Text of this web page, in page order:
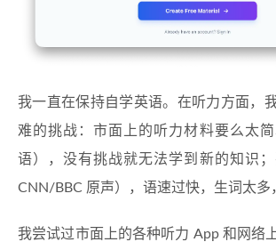
我一直在保持自学英语。在听力方面，
难的挑战：市面上的听力材料要么太
语），没有挑战就无法学到新的知识
CNN/BBC 原声），语速过快，生词太多
我尝试过市面上的各种听力 App 和网络